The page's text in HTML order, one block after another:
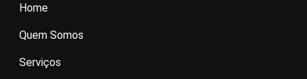
Home
Quem Somos
Serviços